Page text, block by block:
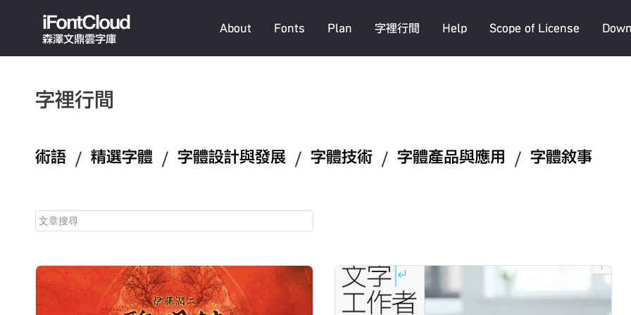
iFontCloud
森澤文鼎雲字庫
About Fonts Plan 字裡行間 Help Scope of License
字裡行間
術語 / 精選字體 / 字體設計與發展 / 字體技術 / 字體產品與應用 / 字體敘事